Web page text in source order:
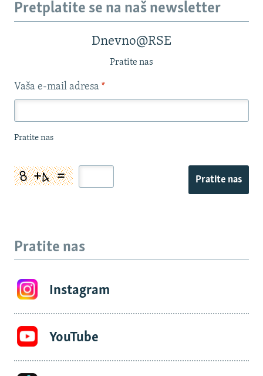
Pretplatite se na naš newsletter
Dnevno@RSE
Pratite nas
Vaša e-mail adresa *
Pratite nas
Pratite nas
Pratite nas
Instagram
YouTube